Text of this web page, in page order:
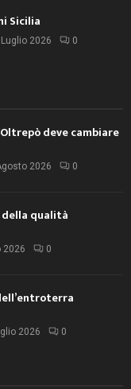
Sicilia
2026 0
deve cambiare
2026 0
della qualità
2026 0
2026 0